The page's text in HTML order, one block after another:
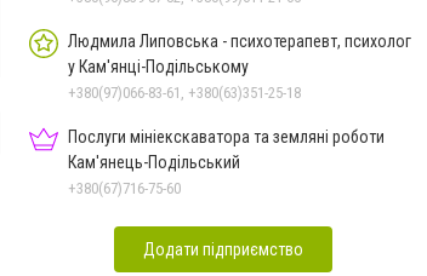
Людмила Липовська - психотерапевт, психолог
у Кам'янці-Подільському
+380(97)066-83-61, +380(63)351-25-18
Послуги мініекскаватора та земляні роботи
Кам'янець-Подільський
+380(67)716-75-60
Додати підприємство